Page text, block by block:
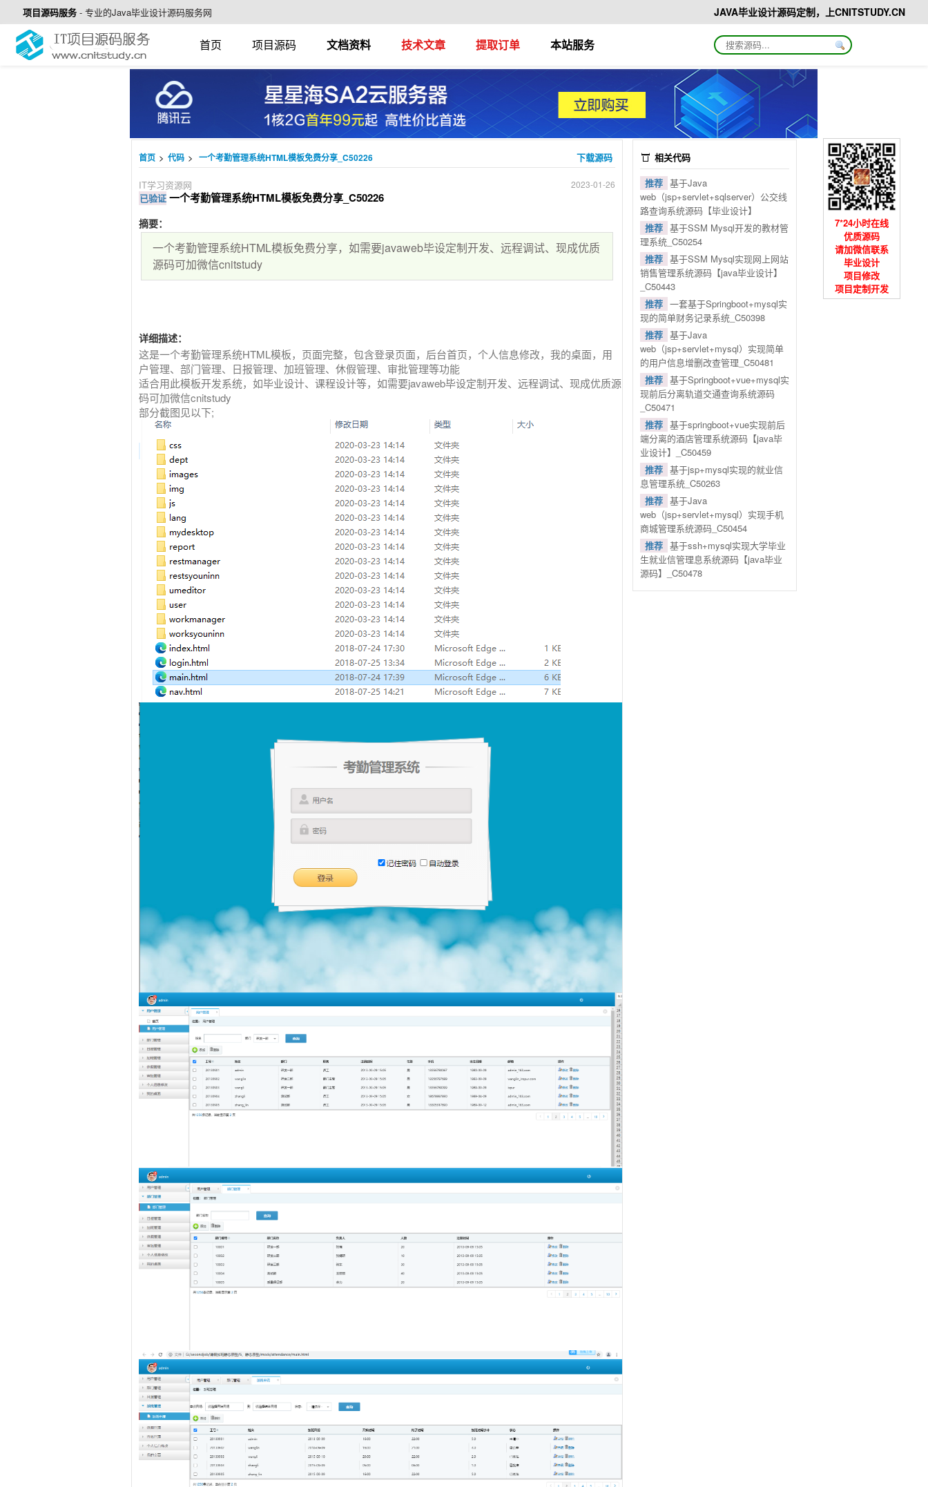
项目源码服务 - 专业的Java毕业设计源码服务网 JAVA毕业设计源码定制，上CNITSTUDY.CN
首页 项目源码 文档资料 技术文章 提取订单 本站服务
首页 > 代码 > 一个考勤管理系统HTML模板免费分享_C50226 下载源码
IT学习资源网 2023-01-26
已验证 一个考勤管理系统HTML模板免费分享_C50226
摘要：
一个考勤管理系统HTML模板免费分享，如需要javaweb毕设定制开发、远程调试、现成优质
源码可加微信cnitstudy
详细描述：
这是一个考勤管理系统HTML模板，页面完整，包含登录页面，后台首页，个人信息修改，我的桌面，用
户管理、部门管理、日报管理、加班管理、休假管理、审批管理等功能
适合用此模板开发系统，如毕业设计、课程设计等，如需要javaweb毕设定制开发、远程调试、现成优质源
码可加微信cnitstudy
部分截图见以下;
相关代码
推荐 基于Java
web（jsp+servlet+sqlserver）公交线
路查询系统源码【毕业设计】
推荐 基于SSM Mysql开发的教材管
理系统_C50254
推荐 基于SSM Mysql实现网上网站
销售管理系统源码【java毕业设计】
_C50443
推荐 一套基于Springboot+mysql实
现的简单财务记录系统_C50398
推荐 基于Java
web（jsp+servlet+mysql）实现简单
的用户信息增删改查管理_C50481
推荐 基于Springboot+vue+mysql实
现前后分离轨道交通查询系统源码
_C50471
推荐 基于springboot+vue实现前后
端分离的酒店管理系统源码【java毕
业设计】_C50459
推荐 基于jsp+mysql实现的就业信
息管理系统_C50263
推荐 基于Java
web（jsp+servlet+mysql）实现手机
商城管理系统源码_C50454
推荐 基于ssh+mysql实现大学毕业
生就业信管理息系统源码【java毕业
源码】_C50478
7*24小时在线
优质源码
请加微信联系
毕业设计
项目修改
项目定制开发